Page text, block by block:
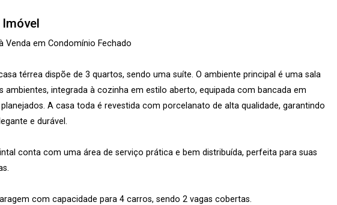
Venda em Condomínio Fechado
térrea dispõe de 3 quartos, sendo uma suíte. O ambiente principal é uma sala
ambientes, integrada à cozinha em estilo aberto, equipada com bancada em
A casa toda é revestida com porcelanato de alta qualidade, garantindo
e durável.
conta com uma área de serviço prática e bem distribuída, perfeita para suas
com capacidade para 4 carros, sendo 2 vagas cobertas.